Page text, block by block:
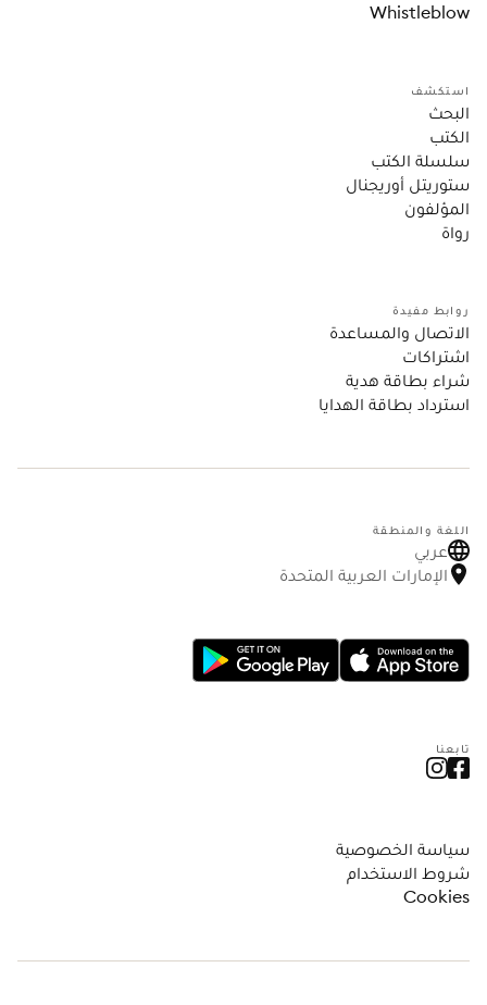
Whistleblow
استكشف
البحث
الكتب
سلسلة الكتب
ستوريتل أوريجنال
المؤلفون
رواة
روابط مفيدة
الاتصال والمساعدة
اشتراكات
شراء بطاقة هدية
استرداد بطاقة الهدايا
اللغة والمنطقة
عربي
الإمارات العربية المتحدة
تابعنا
سياسة الخصوصية
شروط الاستخدام
Cookies